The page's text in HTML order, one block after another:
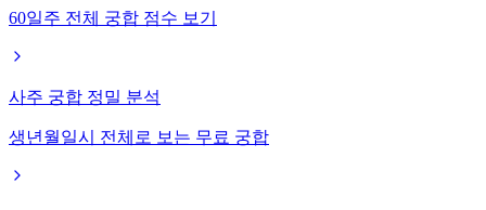
60일주 전체 궁합 점수 보기
사주 궁합 정밀 분석
생년월일시 전체로 보는 무료 궁합